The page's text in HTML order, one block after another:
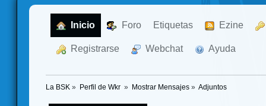
Inicio Foro Etiquetas Ezine
Registrarse Webchat Ayuda
La BSK » Perfil de Wkr » Mostrar Mensajes» Adjuntos